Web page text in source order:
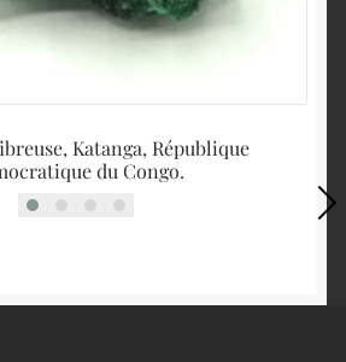
Katanga, République
du Congo.